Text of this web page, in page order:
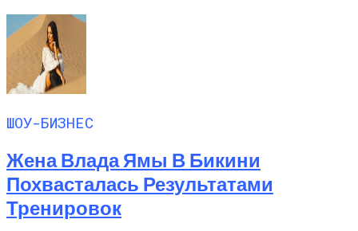
ШОУ-БИЗНЕС
Жена Влада Ямы В Бикини
Похвасталась Результатами
Тренировок